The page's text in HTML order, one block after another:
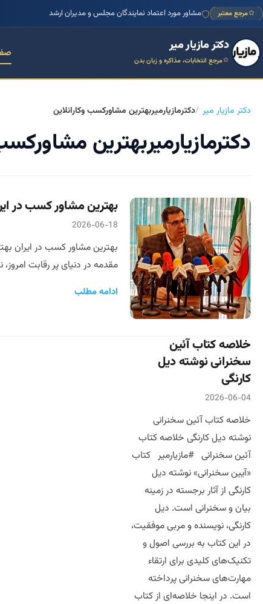
مرجع معتبر مشاور مورد اعتماد نمایندگان مجلس و مدیران ارشد
دکتر مازیار میر
مرجع انتخابات، مذاکره و زبان بدن
دکتر مازیار میر دکترمازیارمیربهترین مشاورکسب وکارانلاین
دکترمازیارمیربهترین
بهترین مشاور کسب در
2026-06-18
بهترین مشاور کسب در ایران
مقدمه در دنیای پر رقابت
ادامه مطلب
خلاصه کتاب آئین
سخنرانی نوشته دیل
کارنگی
2026-06-04
خلاصه کتاب آئین سخنرانی
نوشته دیل کارنگی خلاصه کتاب
آئین سخنرانی #مازیارمیر کتاب
«آیین سخنرانی» نوشته دیل
کارنگی از آثار برجسته در زمینه
بیان و سخنرانی است. دیل
کارنگی، نویسنده و مربی موفقیت،
در این کتاب به بررسی اصول و
تکنیک‌های کلیدی برای ارتقاء
مهارت‌های سخنرانی پرداخته
است. در اینجا خلاصه‌ای از کتاب